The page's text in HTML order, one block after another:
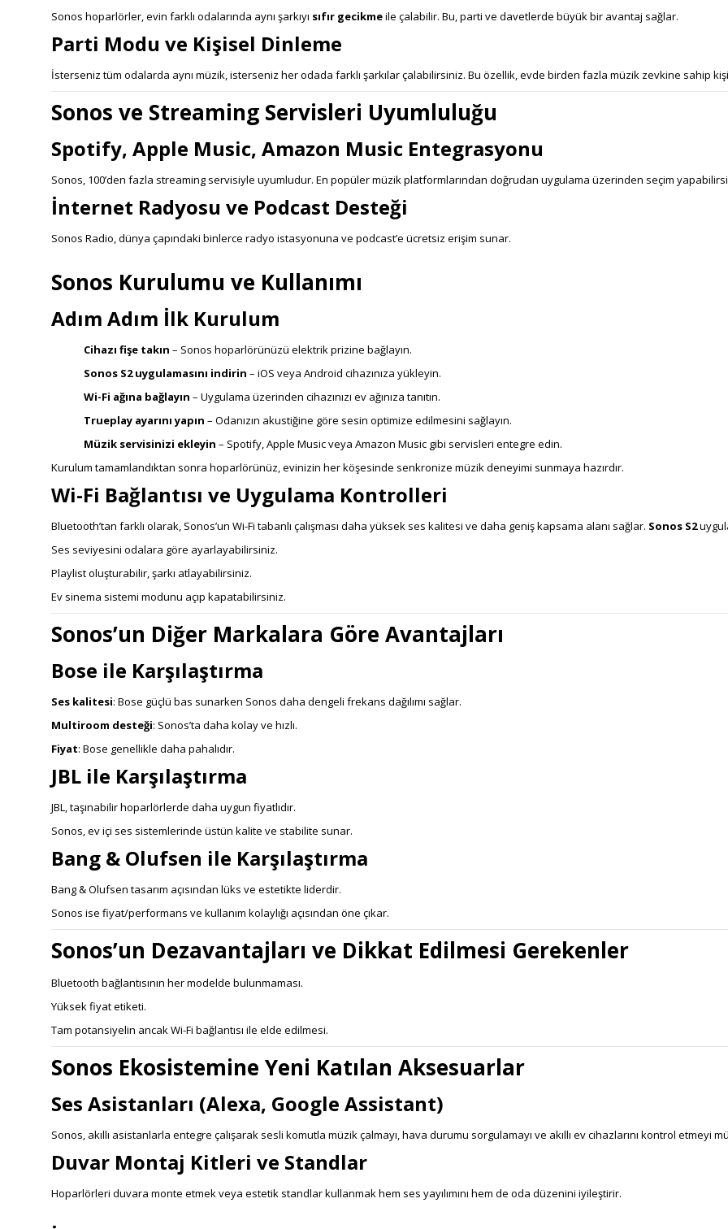
Sonos hoparlörler, evin farklı odalarında aynı şarkıyı sıfır gecikmeile çalabilir. Bu, parti ve davetlerde büyük bir avantaj sağlar.
Parti Modu ve Kişisel Dinleme
İsterseniz tüm odalarda aynı müzik, isterseniz her odada farklı şarkılar çalabilirsiniz. Bu özellik, evde birden fazla müzik zevkine sahip
Sonos ve Streaming Servisleri Uyumluluğu
Spotify, Apple Music, Amazon Music Entegrasyonu
Sonos, 100’den fazla streaming servisiyle uyumludur. En popüler müzik platformlarından doğrudan uygulama üzerinden seçim
İnternet Radyosu ve Podcast Desteği
Sonos Radio, dünya çapındaki binlerce radyo istasyonuna ve podcast’e ücretsiz erişim sunar.
Sonos Kurulumu ve Kullanımı
Adım Adım İlk Kurulum
Cihazı fişe takın – Sonos hoparlörünüzü elektrik prizine bağlayın.
Sonos S2 uygulamasını indirin – iOS veya Android cihazınıza yükleyin.
Wi-Fi ağına bağlayın – Uygulama üzerinden cihazınızı ev ağınıza tanıtın.
Trueplay ayarını yapın – Odanızın akustiğine göre sesin optimize edilmesini sağlayın.
Müzik servisinizi ekleyin – Spotify, Apple Music veya Amazon Music gibi servisleri entegre edin.
Kurulum tamamlandıktan sonra hoparlörünüz, evinizin her köşesinde senkronize müzik deneyimi sunmaya hazırdır.
Wi-Fi Bağlantısı ve Uygulama Kontrolleri
Bluetooth’tan farklı olarak, Sonos’un Wi-Fi tabanlı çalışması daha yüksek ses kalitesi ve daha geniş kapsama alanı sağlar. Sonos S2
Ses seviyesini odalara göre ayarlayabilirsiniz.
Playlist oluşturabilir, şarkı atlayabilirsiniz.
Ev sinema sistemi modunu açıp kapatabilirsiniz.
Sonos’un Diğer Markalara Göre Avantajları
Bose ile Karşılaştırma
Ses kalitesi: Bose güçlü bas sunarken Sonos daha dengeli frekans dağılımı sağlar.
Multiroom desteği: Sonos’ta daha kolay ve hızlı.
Fiyat: Bose genellikle daha pahalıdır.
JBL ile Karşılaştırma
JBL, taşınabilir hoparlörlerde daha uygun fiyatlıdır.
Sonos, ev içi ses sistemlerinde üstün kalite ve stabilite sunar.
Bang & Olufsen ile Karşılaştırma
Bang & Olufsen tasarım açısından lüks ve estetikte liderdir.
Sonos ise fiyat/performans ve kullanım kolaylığı açısından öne çıkar.
Sonos’un Dezavantajları ve Dikkat Edilmesi Gerekenler
Bluetooth bağlantısının her modelde bulunmaması.
Yüksek fiyat etiketi.
Tam potansiyelin ancak Wi-Fi bağlantısı ile elde edilmesi.
Sonos Ekosistemine Yeni Katılan Aksesuarlar
Ses Asistanları (Alexa, Google Assistant)
Sonos, akıllı asistanlarla entegre çalışarak sesli komutla müzik çalmayı, hava durumu sorgulamayı ve akıllı ev cihazlarını kontrol etmeyi
Duvar Montaj Kitleri ve Standlar
Hoparlörleri duvara monte etmek veya estetik standlar kullanmak hem ses yayılımını hem de oda düzenini iyileştirir.